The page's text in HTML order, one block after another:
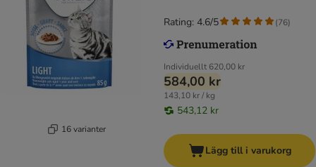
16 varianter
Individuellt 620,00 kr
584,00 kr
143,10 kr / kg
543,12 kr
Rating: 4.6/5 (76)
Lägg till i varukorg